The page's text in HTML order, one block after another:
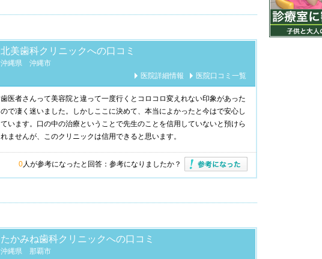
北美歯科クリニックへの口コミ
沖縄県 沖縄市
医院詳細情報
医院口コミ一覧
歯医者さんって美容院と違って一度行くとコロコロ変えれない印象があった
ので凄く迷いました。しかしここに決めて、本当によかったと今はで安心し
ています。口の中の治療ということで先生のことを信用していないと預けら
れませんが、このクリニックは信用できると思います。
0人が参考になったと回答： 参考になりましたか？
たかみね歯科クリニックへの口コミ
沖縄県 那覇市